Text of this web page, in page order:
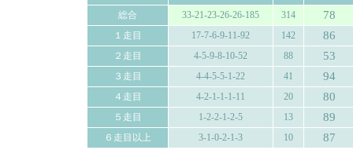
総合
33-21-23-26-26-185 314 78
１走目 17-7-6-9-11-92 142 86
２走目 4-5-9-8-10-52 88 53
３走目 4-4-5-5-1-22 41 94
４走目 4-2-1-1-1-11 20 80
５走目 1-2-2-1-2-5 13 89
６走目以上 3-1-0-2-1-3 10 87